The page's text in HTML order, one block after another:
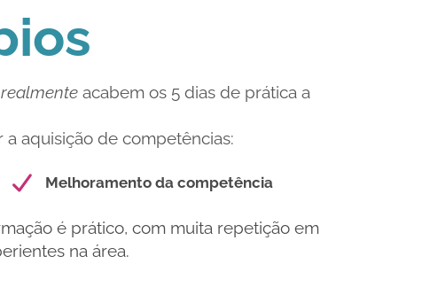
realmenteacabem os 5 dias de prática a
aquisição de competências:
Melhoramento da competência
é prático, com muita repetição em
na área.